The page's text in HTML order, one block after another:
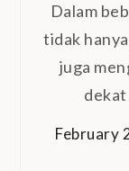
Dalam
tidak
juga
February